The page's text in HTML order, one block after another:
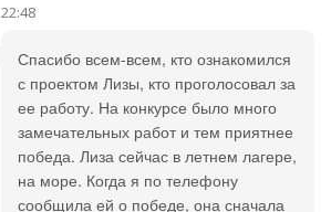
22:48
Спасибо всем-всем, кто ознакомился
с проектом Лизы, кто проголосовал за
ее работу. На конкурсе было много
замечательных работ и тем приятнее
победа. Лиза сейчас в летнем лагере,
на море. Когда я по телефону
сообщила ей о победе, она сначала